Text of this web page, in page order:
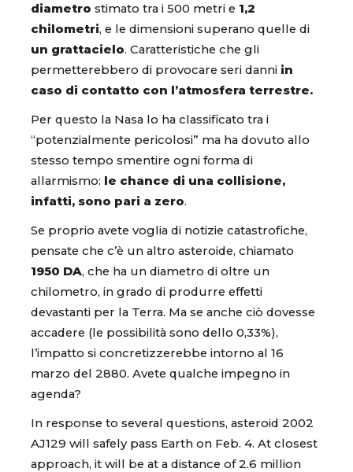
diametro stimato tra i 500 metri e 1,2
chilometri, e le dimensioni superano quelle di
un grattacielo. Caratteristiche che gli
permetterebbero di provocare seri danni in
caso di contatto con l’atmosfera terrestre.
Per questo la Nasa lo ha classificato tra i
“potenzialmente pericolosi” ma ha dovuto allo
stesso tempo smentire ogni forma di
allarmismo: le chance di una collisione,
infatti, sono pari a zero.
Se proprio avete voglia di notizie catastrofiche,
pensate che c’è un altro asteroide, chiamato
1950 DA, che ha un diametro di oltre un
chilometro, in grado di produrre effetti
devastanti per la Terra. Ma se anche ciò dovesse
accadere (le possibilità sono dello 0,33%),
l’impatto si concretizzerebbe intorno al 16
marzo del 2880. Avete qualche impegno in
agenda?
In response to several questions, asteroid 2002
AJ129 will safely pass Earth on Feb. 4. At closest
approach, it will be at a distance of 2.6 million